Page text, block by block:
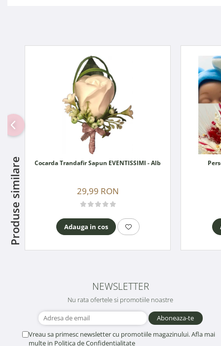
Produse similare Cocarda Trandafir Sapun EVENTISSIMI - Alb
29,99 RON
Adauga in cos
NEWSLETTER
Nu rata ofertele si promotiile noastre
Vreau sa primesc newsletter cu promotiile magazinului. Afla mai
multe in Politica de Confidentialitate